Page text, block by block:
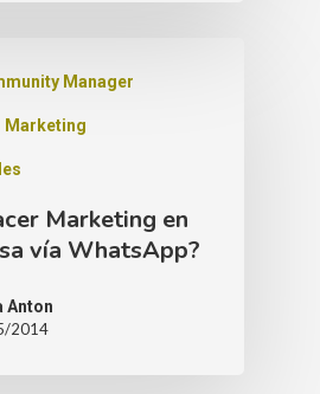
Manager
Marketing
Marketing en
vía WhatsApp?
Anton
2014